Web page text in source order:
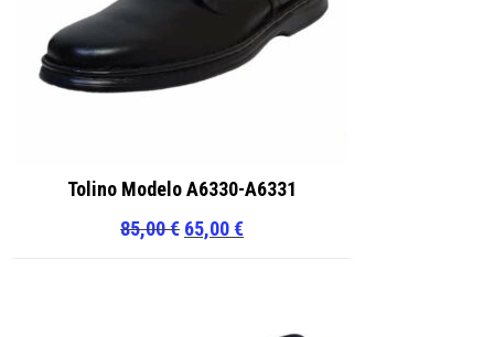
Tolino Modelo A6330-A6331
85,00€ El
65,00€